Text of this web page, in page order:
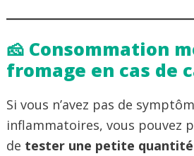
🧀 Consommation
fromage en cas de
Si vous n’avez pas de
inflammatoires, vous pouvez
de tester une petite